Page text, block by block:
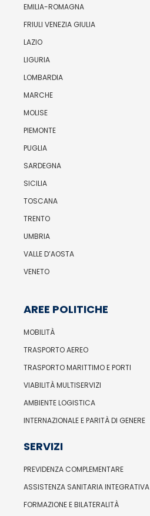
EMILIA-ROMAGNA
FRIULI VENEZIA GIULIA
LAZIO
LIGURIA
LOMBARDIA
MARCHE
MOLISE
PIEMONTE
PUGLIA
SARDEGNA
SICILIA
TOSCANA
TRENTO
UMBRIA
VALLE D’AOSTA
VENETO
AREE POLITICHE
MOBILITÀ
TRASPORTO AEREO
TRASPORTO MARITTIMO E PORTI
VIABILITÀ MULTISERVIZI
AMBIENTE LOGISTICA
INTERNAZIONALE E PARITÀ DI GENERE
SERVIZI
PREVIDENZA COMPLEMENTARE
ASSISTENZA SANITARIA INTEGRATIVA
FORMAZIONE E BILATERALITÀ